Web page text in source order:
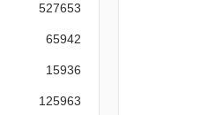
527653
65942
15936
125963